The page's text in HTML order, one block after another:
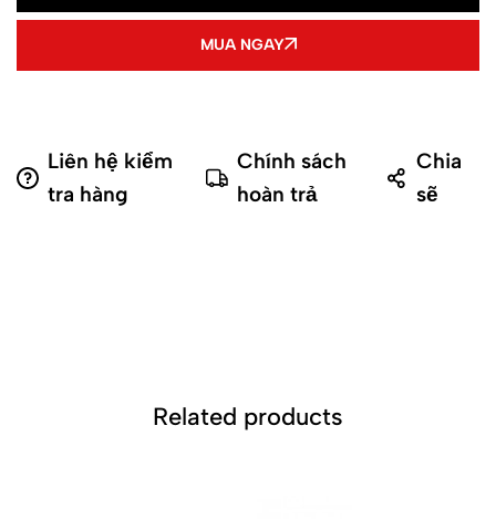
MUA NGAY
Liên hệ kiểm
tra hàng
Chính sách
hoàn trả
Chia
sẽ
Related products